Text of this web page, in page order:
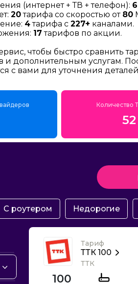
(интернет + ТВ + телефон): 6
20тарифа со скоростью от 80
4тарифа с 227+ каналами.
17 тарифов по акции.
чтобы быстро сравнить
и дополнительным услугам.
с вами для уточнения
Количество
52
С роутером Недорогие
Тариф
ТТК 100
ТТК
100